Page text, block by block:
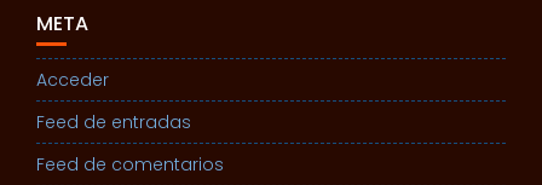
META
Acceder
Feed de entradas
Feed de comentarios